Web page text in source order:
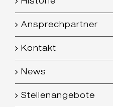
Ansprechpartner
Kontakt
News
Stellenangebote